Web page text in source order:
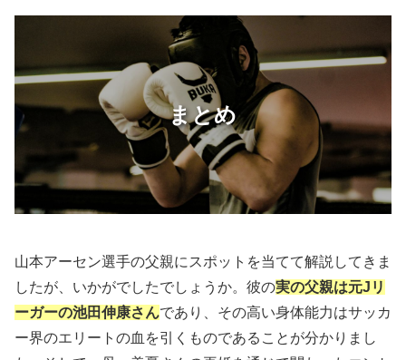
まとめ
山本アーセン選手の父親にスポットを当てて解説してきま
したが、いかがでしたでしょうか。彼の実の父親は元Jリ
ーガーの池田伸康さんであり、その高い身体能力はサッカ
ー界のエリートの血を引くものであることが分かりまし